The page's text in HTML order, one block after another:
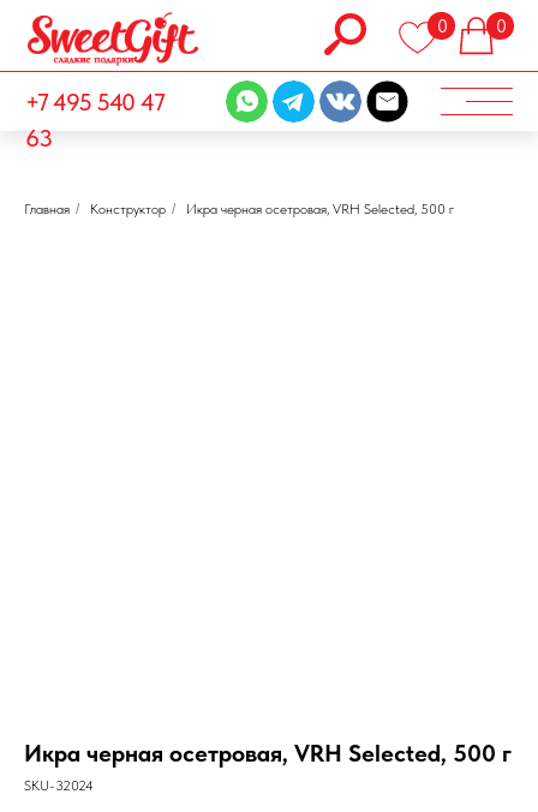
+7 495 540 47
63
0
Главная / Конструктор / Икра черная осетровая, VRH Selected, 500 г
Икра черная осетровая, VRH Selected, 500 г
SKU-32024